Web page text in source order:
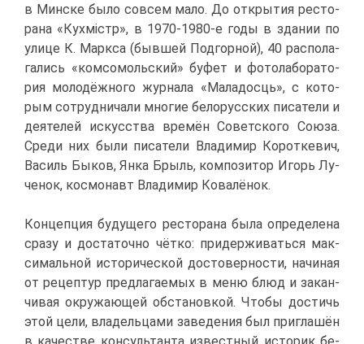
в Мин­ске бы­ло со­всем ма­ло. До от­кры­тия ре­сто­
ра­на «Кух­мiстр», в 1970-1980-е го­ды в зда­нии по
ули­це К. Марк­са (быв­шей Под­гор­ной), 40 рас­по­ла­
га­лись «ком­со­моль­ский» бу­фет и фо­то­ла­бо­ра­то­
рия мо­ло­дёж­но­го жур­на­ла «Ма­ла­до­с­ць», с ко­то­
рым со­труд­ни­ча­ли мно­гие бе­ло­рус­ских пи­са­те­ли и
де­я­те­лей ис­кус­ства вре­мён Со­вет­ско­го Со­ю­за.
Сре­ди них бы­ли пи­са­те­ли Вла­ди­мир Ко­рот­ке­вич,
Ва­силь Бы­ков, Ян­ка Брыль, ком­по­зи­тор Игорь Лу­
че­нок, кос­мо­навт Вла­ди­мир Ко­ва­лё­нок.
Кон­цеп­ция бу­ду­ще­го ре­сто­ра­на бы­ла опре­де­ле­на
сра­зу и до­ста­точ­но чёт­ко: при­дер­жи­вать­ся мак­
си­маль­ной ис­то­ри­че­ской до­сто­вер­но­сти, на­чи­ная
от ре­цеп­тур пред­ла­га­е­мых в ме­ню блюд и за­кан­
чи­вая окру­жа­ю­щей об­ста­нов­кой. Что­бы до­стичь
этой це­ли, вла­дель­ца­ми за­ве­де­ния был при­гла­шён
в ка­че­стве кон­суль­тан­та из­вест­ный ис­то­рик бе­